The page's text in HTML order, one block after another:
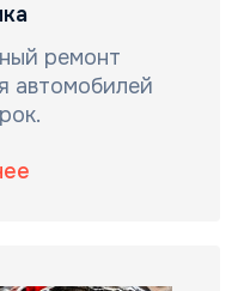
ремонт
автомобилей